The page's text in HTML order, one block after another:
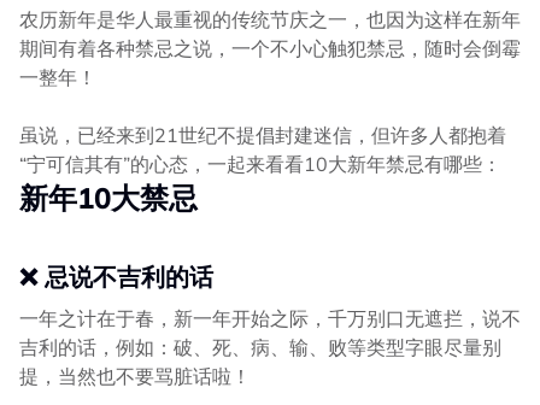
农历新年是华人最重视的传统节庆之一，也因为这样在新年
期间有着各种禁忌之说，一个不小心触犯禁忌，随时会倒霉
一整年！
虽说，已经来到21世纪不提倡封建迷信，但许多人都抱着
“宁可信其有”的心态，一起来看看10大新年禁忌有哪些：
新年10大禁忌
❌ 忌说不吉利的话
一年之计在于春，新一年开始之际，千万别口无遮拦，说不
吉利的话，例如：破、死、病、输、败等类型字眼尽量别
提，当然也不要骂脏话啦！